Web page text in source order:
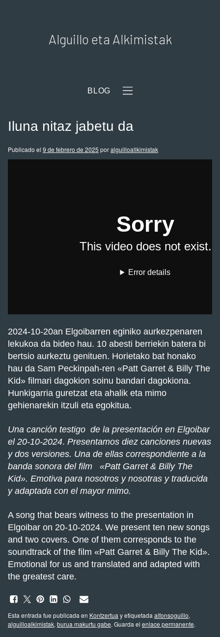
Alguillo eta Alkimistak
BLOG
Iluna nitaz jabetu da
Publicado el 9 de febrero de 2025 poralguilloallkimistak
2024-10-20an Elgoibarren eginiko aurkezpenaren
lekukoa da bideo hau. 10 abesti berriekin batera bi
bertsio aurkeztu genituen. Horietako bat honako
hau da Sam Peckinpah-ren «Patt Garret & Billy The
Kid» filmari dagokion soinu bandari dagokiona.
Hunkigarria guretzat eta ahalik eta mimo
gehienarekin itzuli eta egokitua.
Una canción testigo de la presentación en Elgoibar
el 20-10-2024. Presentamos diez canciones nuevas
y dos versiones. Una de ellas correspondiente a la
banda sonora del film «Patt Garret & Billy The
Kid». Emotiva para nosotros y nosotras y traducida
y adaptada con el mayor mimo.
A song that bears witness to the presentation in
Elgoibar on 20-10-2024. We present ten new songs
and two covers. One of them corresponds to the
soundtrack of the film «Patt Garret & Billy The Kid».
Emotional for us and translated and adapted with
the greatest care.
Esta entrada fue publicada en Kontzertua y etiquetada alfonsoguillo,
alguilloalkimistak, burua makurtu gabe. Guarda el enlace permanente.